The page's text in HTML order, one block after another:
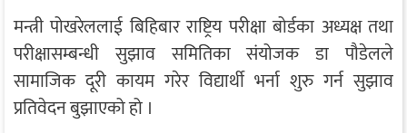
मन्त्री पोखरेललाई बिहिबार राष्ट्रिय परीक्षा बोर्डका अध्यक्ष तथा
परीक्षासम्बन्धी सुझाव समितिका संयोजक डा पौडेलले
सामाजिक दूरी कायम गरेर विद्यार्थी भर्ना शुरु गर्न सुझाव
प्रतिवेदन बुझाएको हो ।